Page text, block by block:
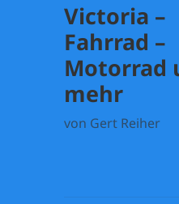
Victoria –
Fahrrad –
Motorrad
mehr
von Gert Reiher